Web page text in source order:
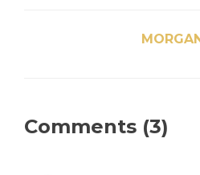
Comments (3)